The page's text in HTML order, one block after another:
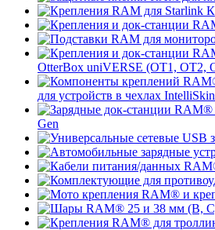
OtterBox uniVERSE (OT1, OT2,
для устройств в чехлах
Gen